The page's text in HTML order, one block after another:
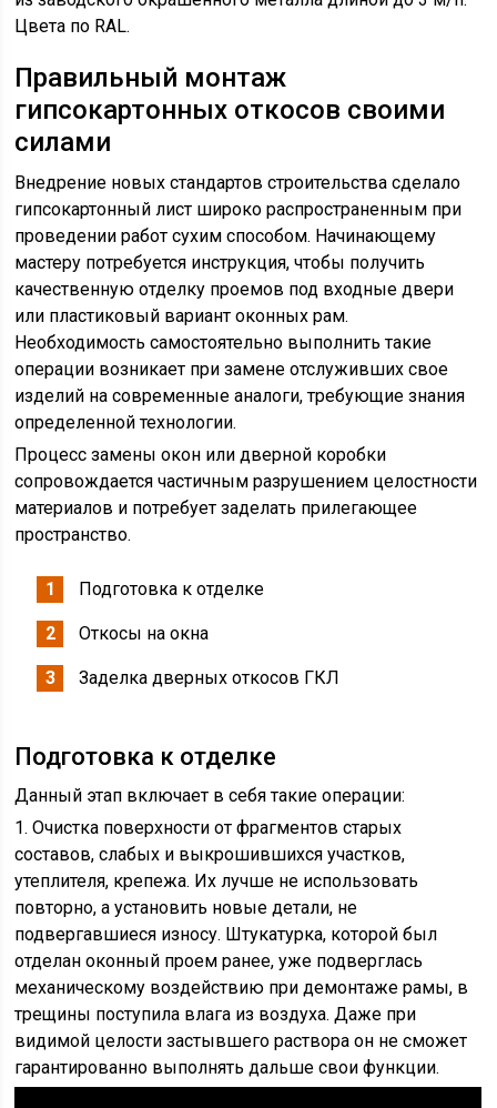
Цвета по RAL.
Правильный монтаж
гипсокартонных откосов своими
силами
Внедрение новых стандартов строительства сделало
гипсокартонный лист широко распространенным при
проведении работ сухим способом. Начинающему
мастеру потребуется инструкция, чтобы получить
качественную отделку проемов под входные двери
или пластиковый вариант оконных рам.
Необходимость самостоятельно выполнить такие
операции возникает при замене отслуживших свое
изделий на современные аналоги, требующие знания
определенной технологии.
Процесс замены окон или дверной коробки
сопровождается частичным разрушением целостности
материалов и потребует заделать прилегающее
пространство.
Подготовка к отделке
Откосы на окна
Заделка дверных откосов ГКЛ
Подготовка к отделке
Данный этап включает в себя такие операции:
1. Очистка поверхности от фрагментов старых
составов, слабых и выкрошившихся участков,
утеплителя, крепежа. Их лучше не использовать
повторно, а установить новые детали, не
подвергавшиеся износу. Штукатурка, которой был
отделан оконный проем ранее, уже подверглась
механическому воздействию при демонтаже рамы, в
трещины поступила влага из воздуха. Даже при
видимой целости застывшего раствора он не сможет
гарантированно выполнять дальше свои функции.